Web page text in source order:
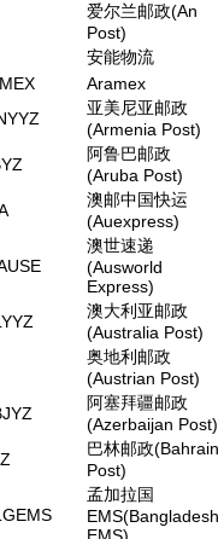
爱尔兰邮政(An
Post)
安能物流
Aramex
亚美尼亚邮政
(Armenia Post)
阿鲁巴邮政
(Aruba Post)
澳邮中国快运
(Auexpress)
澳世速递
(Ausworld
Express)
澳大利亚邮政
(Australia Post)
奥地利邮政
(Austrian Post)
阿塞拜疆邮政
(Azerbaijan Post)
巴林邮政(Bahrain
Post)
孟加拉国
EMS(Bangladesh